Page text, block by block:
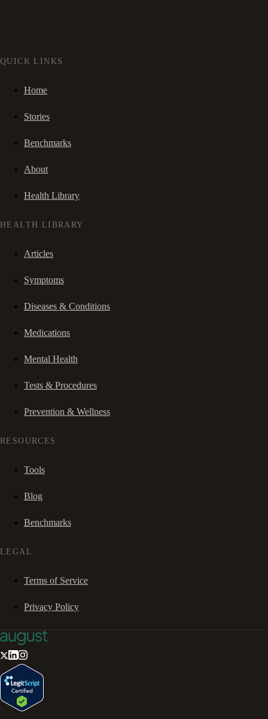
QUICK LINKS
Home
Stories
Benchmarks
About
Health Library
HEALTH LIBRARY
Articles
Symptoms
Diseases & Conditions
Medications
Mental Health
Tests & Procedures
Prevention & Wellness
RESOURCES
Tools
Blog
Benchmarks
LEGAL
Terms of Service
Privacy Policy